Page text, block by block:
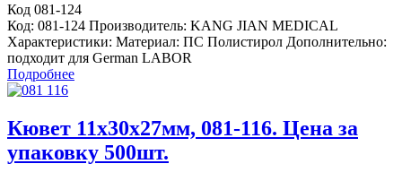
Код 081-124
Код: 081-124 Производитель: KANG JIAN MEDICAL
Характеристики: Материал: ПС Полистирол Дополнительно:
подходит для German LABOR
Подробнее
Кювет 11x30x27мм, 081-116. Цена за
упаковку 500шт.